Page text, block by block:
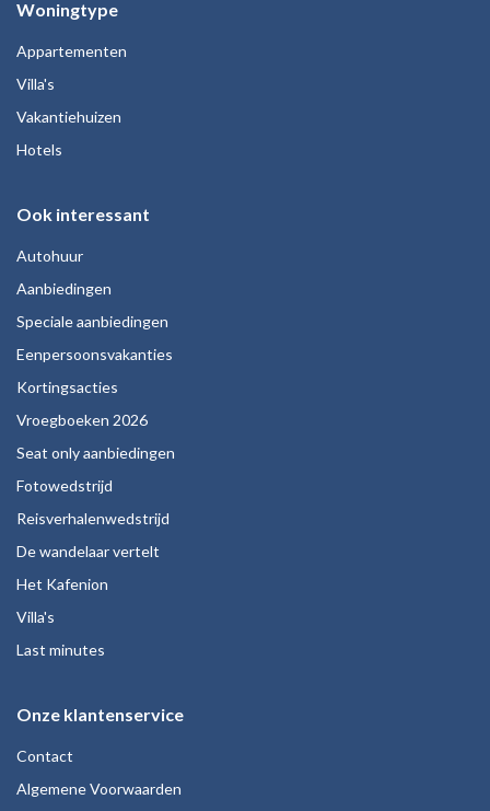
Woningtype
Appartementen
Villa's
Vakantiehuizen
Hotels
Ook interessant
Autohuur
Aanbiedingen
Speciale aanbiedingen
Eenpersoonsvakanties
Kortingsacties
Vroegboeken 2026
Seat only aanbiedingen
Fotowedstrijd
Reisverhalenwedstrijd
De wandelaar vertelt
Het Kafenion
Villa's
Last minutes
Onze klantenservice
Contact
Algemene Voorwaarden